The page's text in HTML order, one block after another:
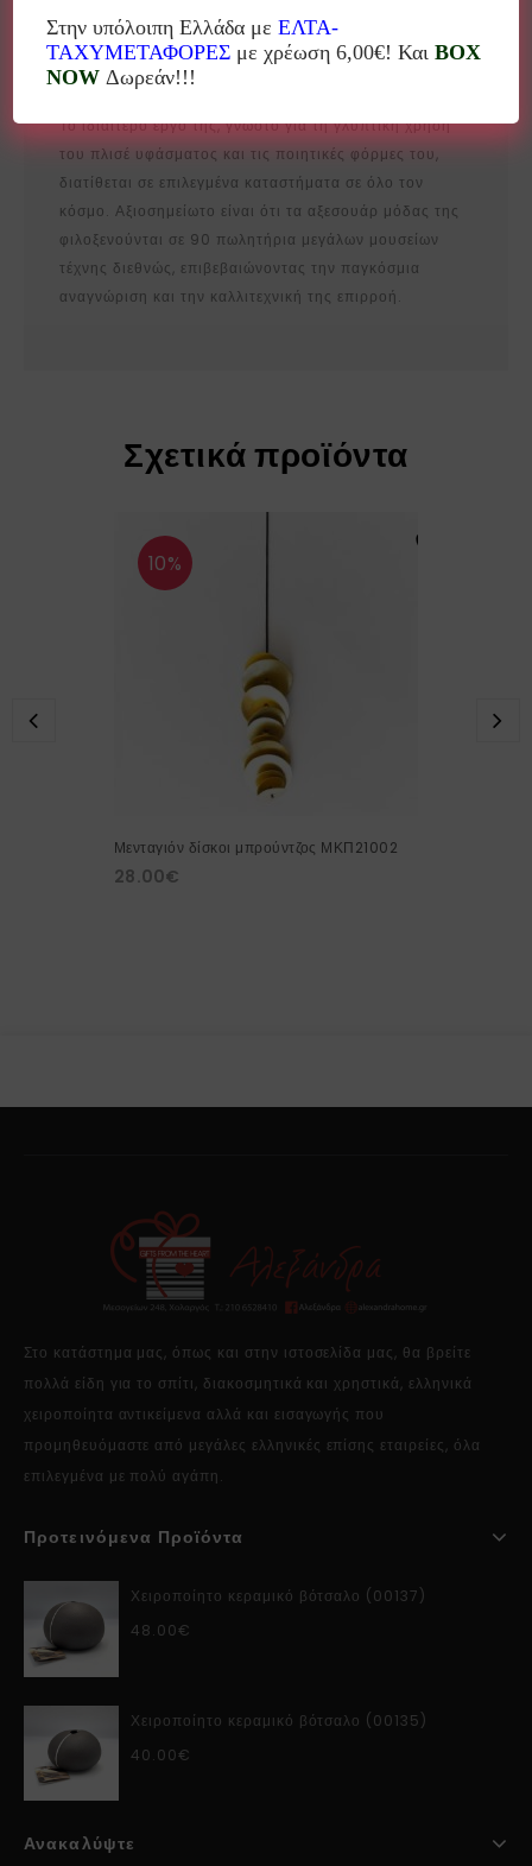
που από το 1992 δημιουργεί στο ατελιέ της
χειροποίητα φωτιστικά, έπιπλα, καλλιτεχνικά
αντικείμενα, κοσμήματα και αξεσουάρ μόδας.
Το ιδιαίτερο έργο της, γνωστό για τη γλυπτική χρήση
του πλισέ υφάσματος και τις ποιητικές φόρμες του,
διατίθεται σε επιλεγμένα καταστήματα σε όλο τον
κόσμο. Αξιοσημείωτο είναι ότι τα αξεσουάρ μόδας της
φιλοξενούνται σε 90 πωλητήρια μεγάλων μουσείων
τέχνης διεθνώς, επιβεβαιώνοντας την παγκόσμια
αναγνώριση και την καλλιτεχνική της επιρροή.
Σχετικά προϊόντα
10%
Μενταγιόν δίσκοι μπρούντζος ΜΚΠ21002
28.00€
Στο κατάστημα μας, όπως και στην ιστοσελίδα μας, θα βρείτε
πολλά είδη για το σπίτι, διακοσμητικά και χρηστικά, ελληνικά
χειροποίητα αντικείμενα αλλά και εισαγωγής που
προμηθευόμαστε από μεγάλες ελληνικές επίσης εταιρείες, όλα
επιλεγμένα με πολύ αγάπη.
Προτεινόμενα Προϊόντα
Χειροποίητο κεραμικό βότσαλο (00137)
48.00€
Χειροποίητο κεραμικό βότσαλο (00135)
40.00€
Ανακαλύψτε
Στην υπόλοιπη Ελλάδα μεΕΛΤΑ-
ΤΑΧΥΜΕΤΑΦΟΡΕΣ με χρέωση 6,00€! ΚαιBOX
NOW Δωρεάν!!!